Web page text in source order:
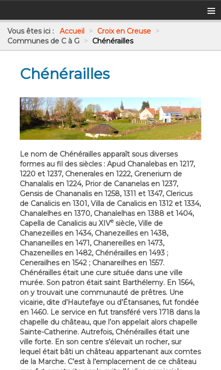
≡
Vous êtes ici : Accueil > Croix en Creuse >
Communes de C à G > Chénérailles
Chénérailles
Le nom de Chénérailles apparaît sous diverses
formes au fil des siècles : Apud Chanalebas en 1217,
1220 et 1237, Chenerales en 1222, Grenerium de
Chanalalis en 1224, Prior de Cananelas en 1237,
Gensis de Chananalis en 1258, 1311 et 1347, Clericus
de Canalicis en 1301, Villa de Canalicis en 1312 et 1334,
Chanalelhes en 1370, Chanalelhas en 1388 et 1404,
Capella de Canalicis au XIVesiècle, Ville de
Chanezeilles en 1434, Chanezeilles en 1438,
Chananeilles en 1471, Chanereilles en 1473,
Chazeneilles en 1482, Chénérailles en 1493 ;
Cenerailhes en 1542 ; Chanareilhes en 1557.
Chénérailles était une cure située dans une ville
murée. Son patron était saint Barthélemy. En 1564,
on y trouvait une communauté de prêtres. Une
vicairie, dite d’Hautefaye ou d’Étansanes, fut fondée
en 1460. Le service en fut transféré vers 1718 dans la
chapelle du château, que l’on appelait alors chapelle
Sainte-Catherine. Autrefois, Chénérailles était une
ville forte. En son centre s’élevait un rocher, sur
lequel était bâti un château appartenant aux comtes
de la Marche. C’est à l’emplacement de ce château